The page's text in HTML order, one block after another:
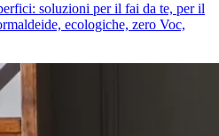
soluzioni per il fai da te, per il
ecologiche, zero Voc,